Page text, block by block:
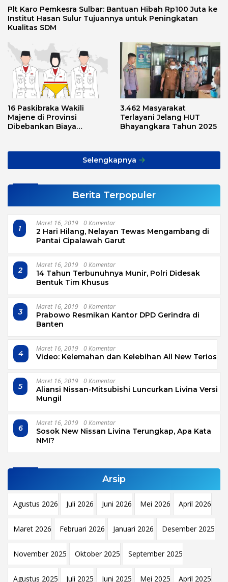
Plt Karo Pemkesra Sulbar: Bantuan Hibah Rp100 Juta ke
Institut Hasan Sulur Tujuannya untuk Peningkatan
Kualitas SDM
16 Paskibraka Wakili
Majene di Provinsi
Dibebankan Biaya
3.462 Masyarakat
Terlayani Jelang HUT
Bhayangkara Tahun 2025
Selengkapnya
Berita Terpopuler
1
Maret 16, 2019 0 Komentar
2 Hari Hilang, Nelayan Tewas Mengambang di
Pantai Cipalawah Garut
2
Maret 16, 2019 0 Komentar
14 Tahun Terbunuhnya Munir, Polri Didesak
Bentuk Tim Khusus
3
Maret 16, 2019 0 Komentar
Prabowo Resmikan Kantor DPD Gerindra di
Banten
4
Maret 16, 2019 0 Komentar
Video: Kelemahan dan Kelebihan All New Terios
5
Maret 16, 2019 0 Komentar
Aliansi Nissan-Mitsubishi Luncurkan Livina Versi
Mungil
6
Maret 16, 2019 0 Komentar
Sosok New Nissan Livina Terungkap, Apa Kata
NMI?
Arsip
Agustus 2026 Juli 2026 Juni 2026 Mei 2026 April 2026
Maret 2026 Februari 2026 Januari 2026 Desember 2025
November 2025 Oktober 2025 September 2025
Agustus 2025 Juli 2025 Juni 2025 Mei 2025 April 2025